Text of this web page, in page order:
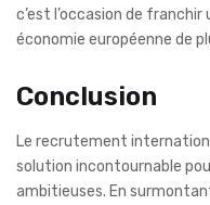
c’est l’occasion de
économie européenne de
Conclusion
Le recrutement
solution incontournable
ambitieuses. En